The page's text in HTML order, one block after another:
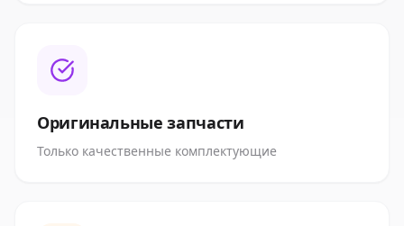
Оригинальные запчасти
Только качественные комплектующие